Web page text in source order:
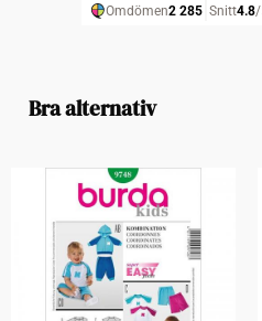
Bra alternativ